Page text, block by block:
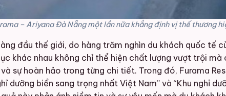
– Ariyana Đà Nẵng một lần nữa khẳng định vị thế thương
đầu thế giới, do hàng trăm nghìn du khách quốc tế
khác nhau không chỉ thể hiện chất lượng vượt trội
sự hoàn hảo trong từng chi tiết. Trong đó, Furama
dưỡng biển sang trọng nhất Việt Nam” và “Khu nghỉ